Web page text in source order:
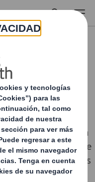
los
nueva investigación
el reciclaje contribuye
de materiales
año.